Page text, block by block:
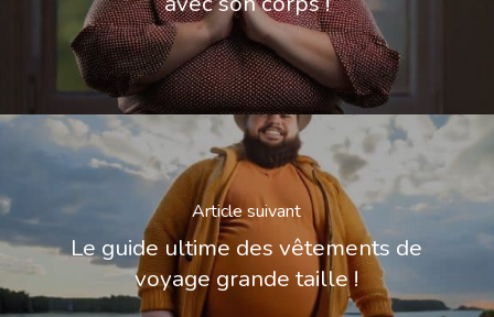
Article suivant
Le guide ultime des vêtements de
voyage grande taille !